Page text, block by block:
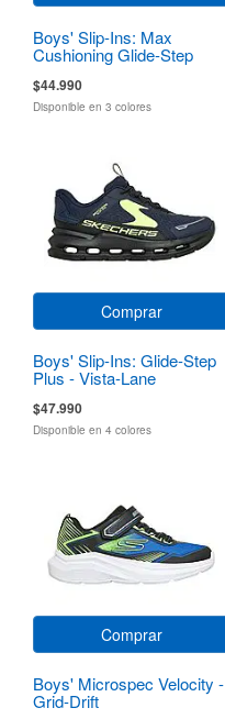
Boys' Slip-Ins: Max
Cushioning Glide-Step
$44.990
Disponible en 3 colores
Comprar
Boys' Slip-Ins: Glide-Step
Plus - Vista-Lane
$47.990
Disponible en 4 colores
Comprar
Boys' Microspec Velocity -
Grid-Drift